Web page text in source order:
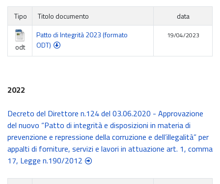
Tipo Titolo documento data
odt
Patto di Integrità 2023 (formato
ODT)
19/04/2023
2022
Decreto del Direttore n.124 del 03.06.2020 - Approvazione
del nuovo “Patto di integrità e disposizioni in materia di
prevenzione e repressione della corruzione e dell’illegalità” per
appalti di forniture, servizi e lavori in attuazione art. 1, comma
17, Legge n.190/2012